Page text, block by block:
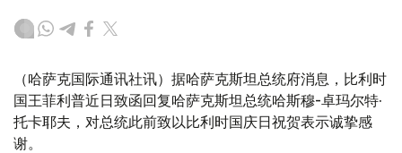
（哈萨克国际通讯社讯）据哈萨克斯坦总统府消息，比利时
国王菲利普近日致函回复哈萨克斯坦总统哈斯穆-卓玛尔特·
托卡耶夫，对总统此前致以比利时国庆日祝贺表示诚挚感
谢。